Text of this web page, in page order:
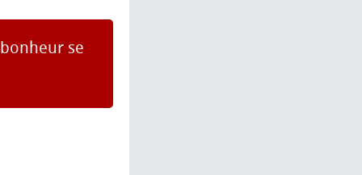
se